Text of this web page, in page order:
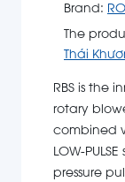
Brand:
The
Thái
RBS is the
rotary
combined
LOW-
pressure